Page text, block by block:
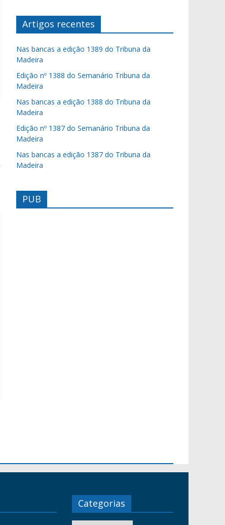
Artigos recentes
Nas bancas a edição 1389 do Tribuna da
Madeira
Edição nº 1388 do Semanário Tribuna da
Madeira
Nas bancas a edição 1388 do Tribuna da
Madeira
Edição nº 1387 do Semanário Tribuna da
Madeira
Nas bancas a edição 1387 do Tribuna da
Madeira
PUB
Categorias